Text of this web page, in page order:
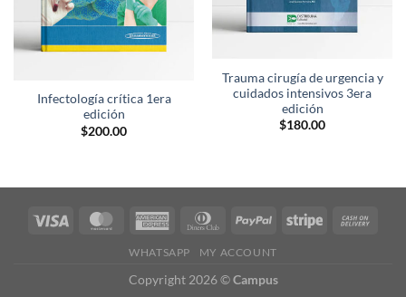
Infectología crítica 1era
edición
$200.00
Trauma cirugía de urgencia y
cuidados intensivos 3era
edición
$180.00
WHATSAPP MY ACCOUNT
Copyright 2026 ©Campus